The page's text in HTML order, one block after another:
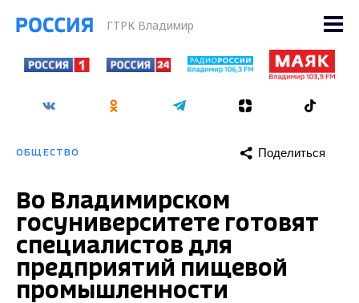
ГТРК Владимир
ОБЩЕСТВО Поделиться
Во Владимирском
госуниверситете готовят
специалистов для
предприятий пищевой
промышленности